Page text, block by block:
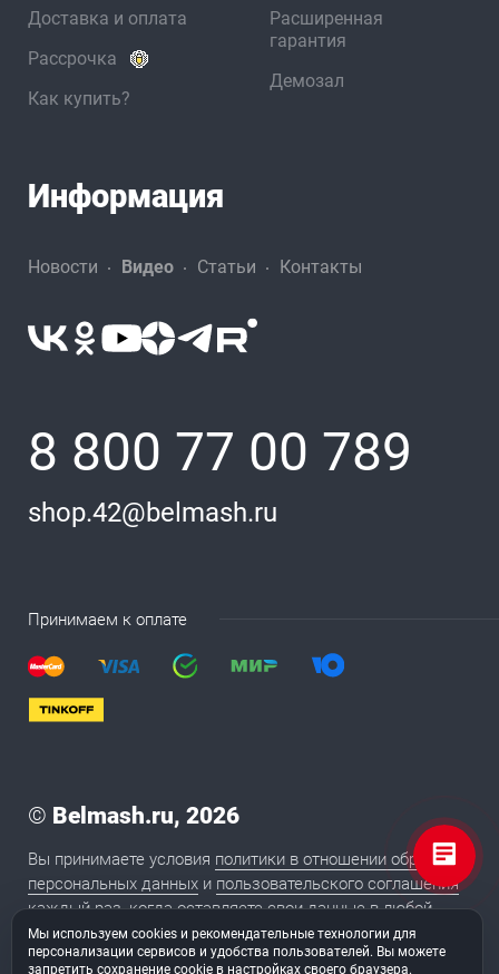
Доставка и оплата
Рассрочка
Как купить?
Расширенная
гарантия
Демозал
Информация
Новости Видео Статьи Контакты
8 800 77 00 789
shop.42@belmash.ru
Принимаем к оплате
© Belmash.ru, 2026
Вы принимаете условия политики в отношении обработки
персональных данных и пользовательского соглашения
каждый раз, когда оставляете свои данные в любой
форме обратной связи на сайте BELMASH.RU
Мы используем cookies и рекомендательные технологии для
персонализации сервисов и удобства пользователей. Вы можете
запретить сохранение cookie в настройках своего браузера.